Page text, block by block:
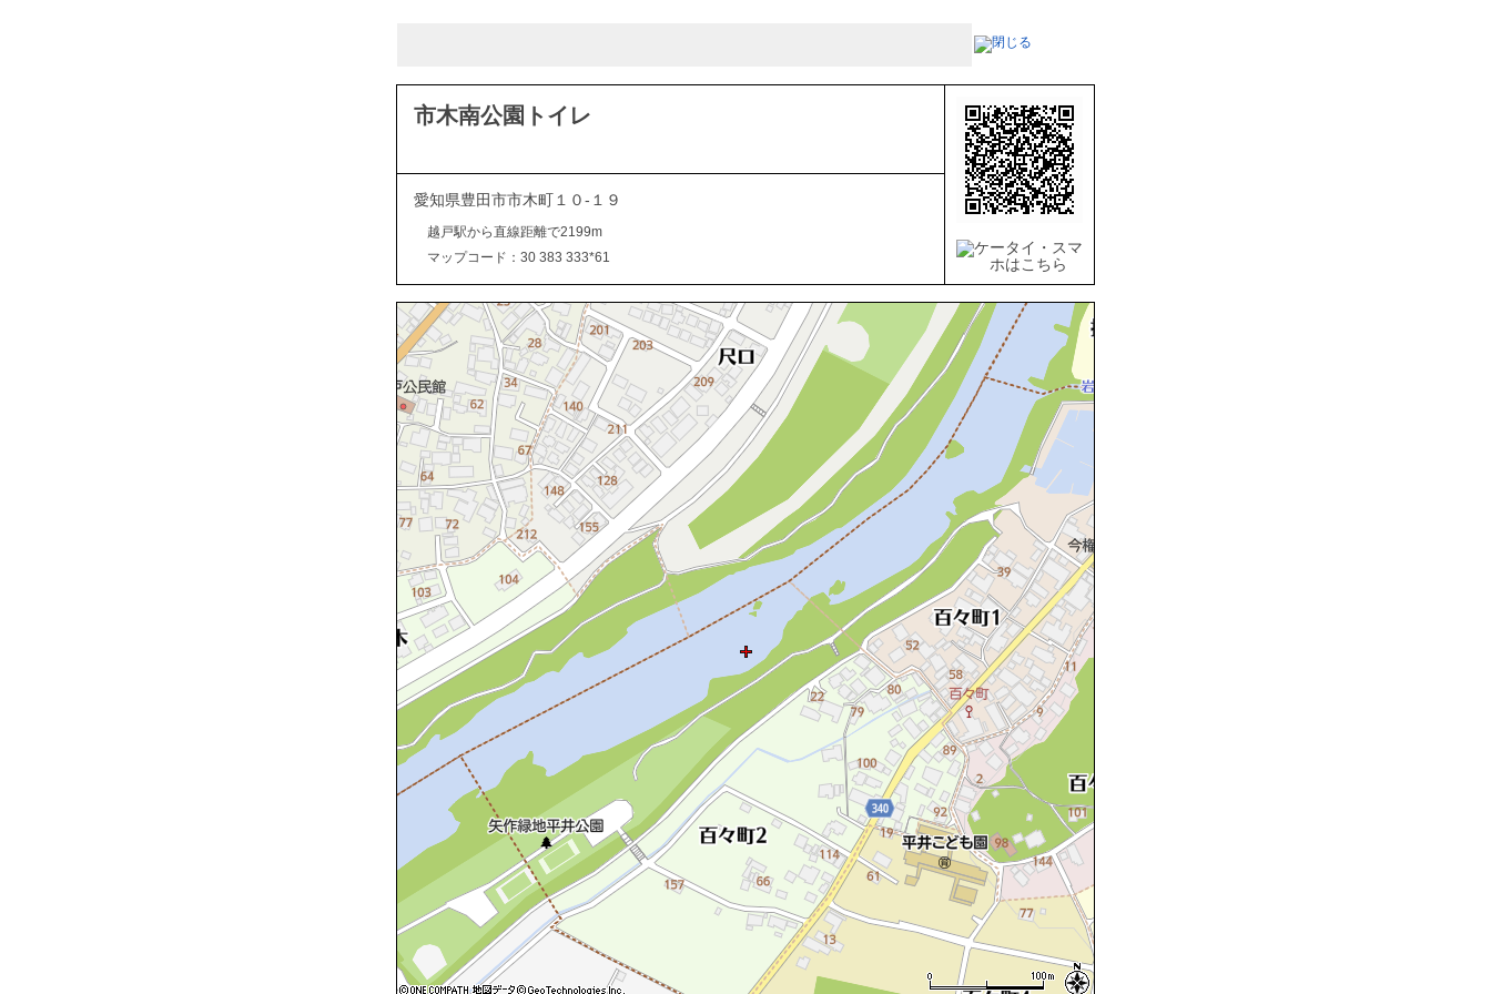
市木南公園トイレ
愛知県豊田市市木町１０-１９
越戸駅から直線距離で2199m
マップコード：30 383 333*61